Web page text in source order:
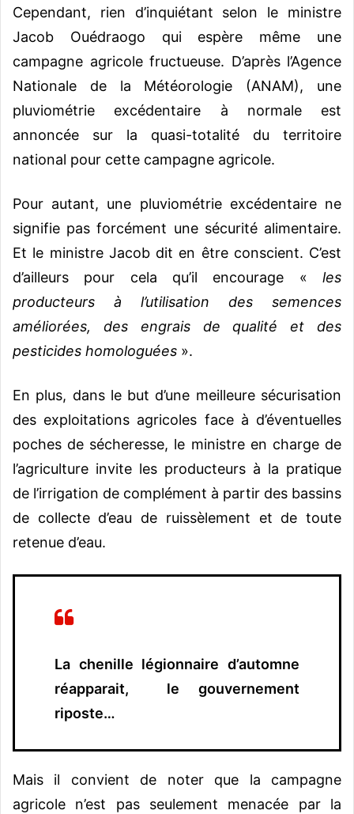
Cependant, rien d’inquiétant selon le ministre
Jacob Ouédraogo qui espère même une
campagne agricole fructueuse. D’après l’Agence
Nationale de la Météorologie (ANAM), une
pluviométrie excédentaire à normale est
annoncée sur la quasi-totalité du territoire
national pour cette campagne agricole.
Pour autant, une pluviométrie excédentaire ne
signifie pas forcément une sécurité alimentaire.
Et le ministre Jacob dit en être conscient. C’est
d’ailleurs pour cela qu’il encourage « les
producteurs à l’utilisation des semences
améliorées, des engrais de qualité et des
pesticides homologuées ».
En plus, dans le but d’une meilleure sécurisation
des exploitations agricoles face à d’éventuelles
poches de sécheresse, le ministre en charge de
l’agriculture invite les producteurs à la pratique
de l’irrigation de complément à partir des bassins
de collecte d’eau de ruissèlement et de toute
retenue d’eau.
La chenille légionnaire d’automne
réapparait, le gouvernement
riposte…
Mais il convient de noter que la campagne
agricole n’est pas seulement menacée par la